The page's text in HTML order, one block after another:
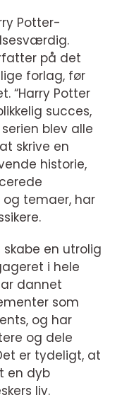
Potter-
på det
forlag, før
“Harry Potter
succes,
blev alle
skrive en
historie,
og temaer, har
en utrolig
i hele
dannet
som
og har
og dele
er tydeligt, at
en dyb
liv.